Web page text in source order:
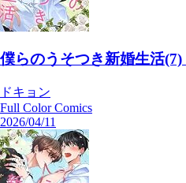
僕らのうそつき新婚生活(7)
ドキョン
Full Color Comics
2026/04/11